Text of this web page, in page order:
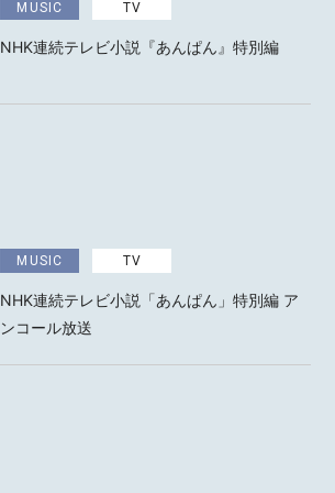
MUSIC TV
NHK連続テレビ小説『あんぱん』特別編
MUSIC TV
NHK連続テレビ小説「あんぱん」特別編 ア
ンコール放送